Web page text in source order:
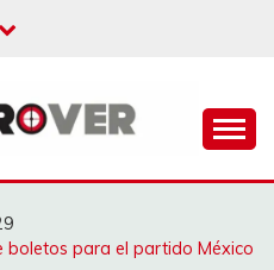
boletos para el partido México